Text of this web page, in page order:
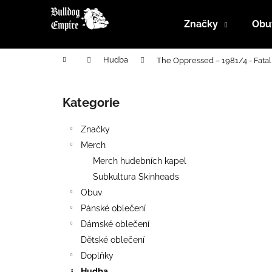
Značky
Domů Hudba The Oppressed ‎– 1981/4 -
Přeskočit
kategorie
Kategorie
Značky
Merch
Merch hudebních kapel
Subkultura Skinheads
Obuv
Pánské oblečení
Dámské oblečení
Dětské oblečení
Doplňky
í
Zpět
do
Zpět
do